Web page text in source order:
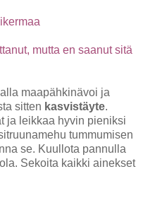
mutta en saanut sitä
maapähkinävoi ja
sitten kasvistäyte.
ja leikkaa hyvin pieniksi
tummumisen
se. Kuullota pannulla
Sekoita kaikki ainekset